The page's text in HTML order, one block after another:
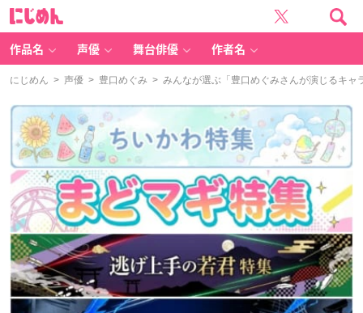
作品名 声優 舞台俳優 作者名
にじめん > 声優 > 豊口めぐみ > みんなが選ぶ「豊口めぐみさんが演じるキ